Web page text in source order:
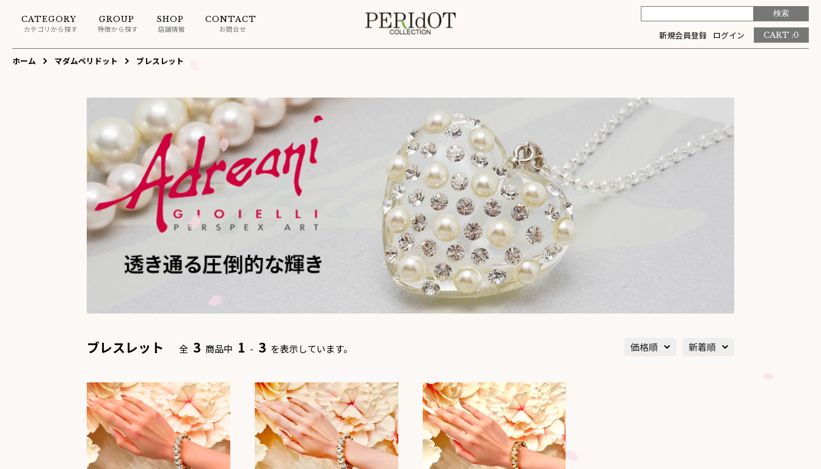
CART :0
新規会員登録 ログイン
CATEGORY
カテゴリから探す
GROUP
特徴から探す
SHOP
店舗情報
CONTACT
お問合せ
ホーム マダムペリドット ブレスレット
ブレスレット 全 3 商品中 1 - 3 を表示しています。 価格順 新着順